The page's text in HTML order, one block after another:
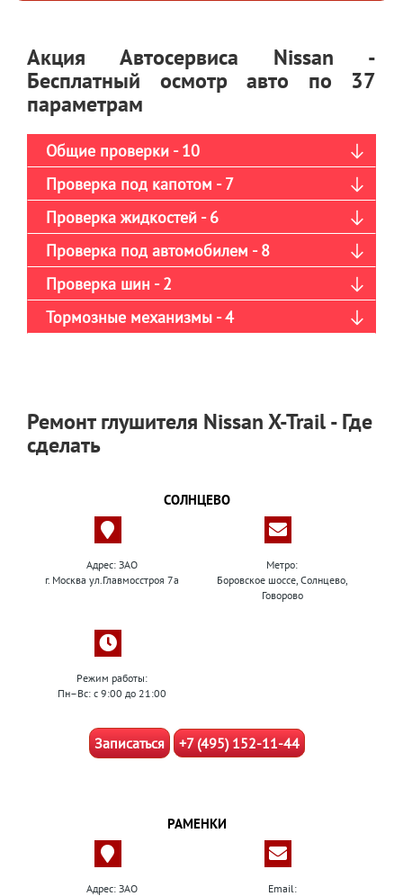
Акция Автосервиса Nissan -
Бесплатный осмотр авто по 37
параметрам
Общие проверки - 10
Проверка под капотом - 7
Проверка жидкостей - 6
Проверка под автомобилем - 8
Проверка шин - 2
Тормозные механизмы - 4
Ремонт глушителя Nissan X-Trail - Где
сделать
СОЛНЦЕВО
Адрес: ЗАО
г. Москва ул.Главмосстроя 7а
Метро:
Боровское шоссе, Солнцево,
Говорово
Режим работы:
Пн–Вс: с 9:00 до 21:00
Записаться +7 (495) 152-11-44
РАМЕНКИ
Адрес: ЗАО Email: